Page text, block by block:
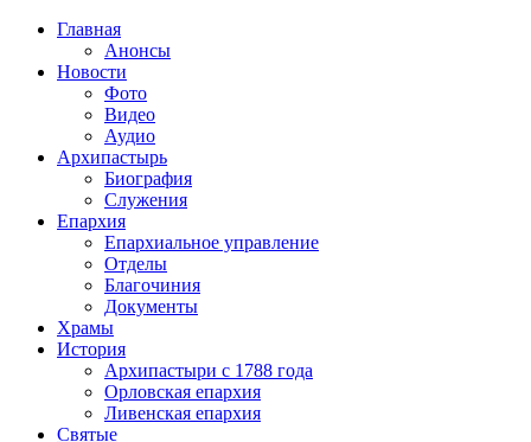
Главная
Анонсы
Новости
Фото
Видео
Аудио
Архипастырь
Биография
Служения
Епархия
Епархиальное управление
Отделы
Благочиния
Документы
Храмы
История
Архипастыри с 1788 года
Орловская епархия
Ливенская епархия
Святые